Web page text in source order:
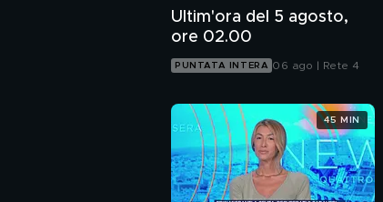
Ultim'ora del 5 agosto,
ore 02.00
PUNTATA INTERA 06 ago | Rete 4
45 MIN